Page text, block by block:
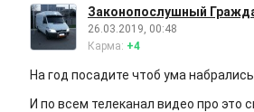
Законопослушный
26.03.2019, 00:48
Карма: +4
На год посадите чтоб ума набрались.
И по всем телеканал видео про это